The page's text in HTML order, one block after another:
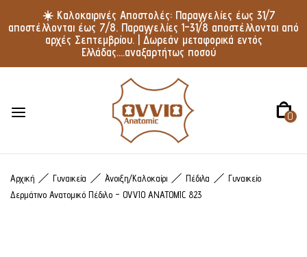
☀️ Καλοκαιρινές Αποστολές: Παραγγελίες έως 31/7
αποστέλλονται έως 7/8. Παραγγελίες 1–31/8 αποστέλλονται από
αρχές Σεπτεμβρίου. | Δωρεάν μεταφορικά εντός
Ελλάδας....αναξαρτήτως ποσού
0
Αρχική Γυναικεία Άνοιξη/Καλοκαίρι Πέδιλα
Γυναικείο
Δερμάτινο Ανατομικό Πέδιλο – OVVIO ANATOMIC 823